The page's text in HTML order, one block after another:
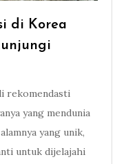
di Korea
rekomendasti
yang mendunia
yang unik,
untuk dijelajahi